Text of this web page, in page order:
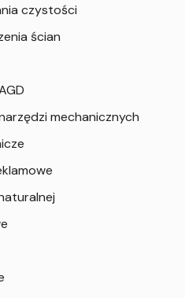
czystości
ścian
mechanicznych